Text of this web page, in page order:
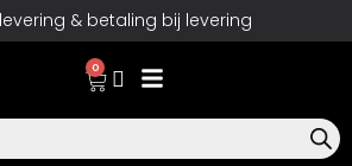
& betaling bij levering
0